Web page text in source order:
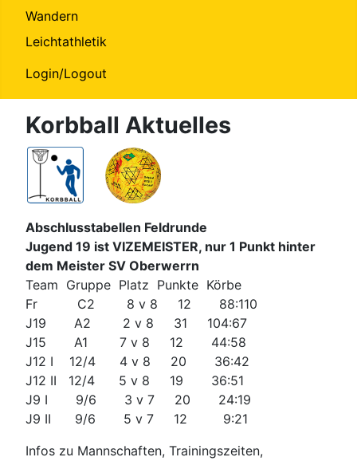
Wandern
Leichtathletik
Login/Logout
Korbball Aktuelles
Abschlusstabellen Feldrunde
Jugend 19 ist VIZEMEISTER, nur 1 Punkt hinter
dem Meister SV Oberwerrn
Team Gruppe Platz Punkte Körbe
Fr C2 8 v 8 12 88:110
J19 A2 2 v 8 31 104:67
J15 A1 7 v 8 12 44:58
J12 I 12/4 4 v 8 20 36:42
J12 II 12/4 5 v 8 19 36:51
J9 I 9/6 3 v 7 20 24:19
J9 II 9/6 5 v 7 12 9:21
Infos zu Mannschaften, Trainingszeiten,